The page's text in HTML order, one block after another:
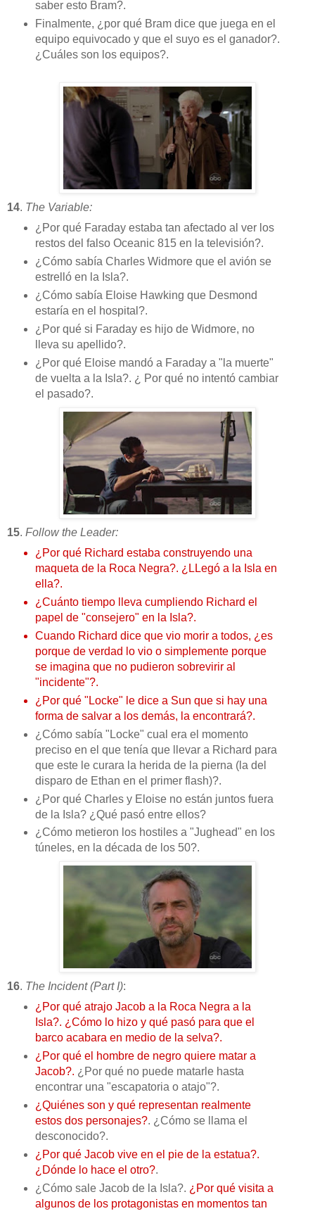
saber esto Bram?.
Finalmente, ¿por qué Bram dice que juega en el
equipo equivocado y que el suyo es el ganador?.
¿Cuáles son los equipos?.
14. The Variable:
¿Por qué Faraday estaba tan afectado al ver los
restos del falso Oceanic 815 en la televisión?.
¿Cómo sabía Charles Widmore que el avión se
estrelló en la Isla?.
¿Cómo sabía Eloise Hawking que Desmond
estaría en el hospital?.
¿Por qué si Faraday es hijo de Widmore, no
lleva su apellido?.
¿Por qué Eloise mandó a Faraday a "la muerte"
de vuelta a la Isla?. ¿ Por qué no intentó cambiar
el pasado?.
15. Follow the Leader:
¿Por qué Richard estaba construyendo una
maqueta de la Roca Negra?. ¿LLegó a la Isla en
ella?.
¿Cuánto tiempo lleva cumpliendo Richard el
papel de "consejero" en la Isla?.
Cuando Richard dice que vio morir a todos, ¿es
porque de verdad lo vio o simplemente porque
se imagina que no pudieron sobrevirir al
"incidente"?.
¿Por qué "Locke" le dice a Sun que si hay una
forma de salvar a los demás, la encontrará?.
¿Cómo sabía "Locke" cual era el momento
preciso en el que tenía que llevar a Richard para
que este le curara la herida de la pierna (la del
disparo de Ethan en el primer flash)?.
¿Por qué Charles y Eloise no están juntos fuera
de la Isla? ¿Qué pasó entre ellos?
¿Cómo metieron los hostiles a "Jughead" en los
túneles, en la década de los 50?.
16. The Incident (Part I):
¿Por qué atrajo Jacob a la Roca Negra a la
Isla?. ¿Cómo lo hizo y qué pasó para que el
barco acabara en medio de la selva?.
¿Por qué el hombre de negro quiere matar a
Jacob?. ¿Por qué no puede matarle hasta
encontrar una "escapatoria o atajo"?.
¿Quiénes son y qué representan realmente
estos dos personajes?. ¿Cómo se llama el
desconocido?.
¿Por qué Jacob vive en el pie de la estatua?.
¿Dónde lo hace el otro?.
¿Cómo sale Jacob de la Isla?. ¿Por qué visita a
algunos de los protagonistas en momentos tan